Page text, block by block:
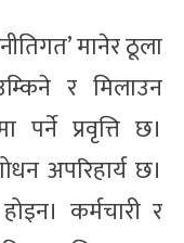
मानेर ठूला
र मिलाउन
पर्ने प्रवृत्ति छ।
अपरिहार्य छ।
कर्मचारी र